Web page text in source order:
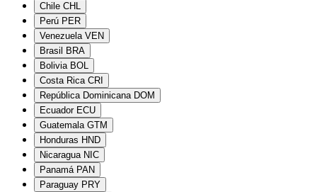
Chile CHL
Perú PER
Venezuela VEN
Brasil
BRA
Bolivia BOL
Costa Rica CRI
República Dominicana DOM
Ecuador ECU
Guatemala GTM
Honduras HND
Nicaragua NIC
Panamá PAN
Paraguay PRY